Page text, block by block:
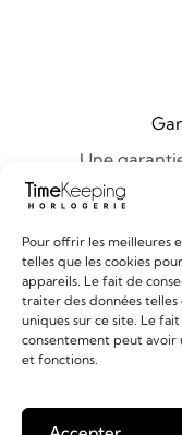
Pour offrir les meilleures
telles que les cookies
appareils. Le fait de
traiter des données
uniques sur ce site. Le
consentement peut avoir
et fonctions.
Une
TimeKeeping 41
41 Rue Guillaume
S'Y RENDRE